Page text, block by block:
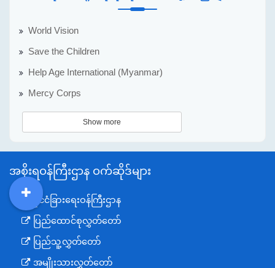
World Vision
Save the Children
Help Age International (Myanmar)
Mercy Corps
Show more
အစိုးရဝန်ကြီးဌာန ဝက်ဆိုဒ်များ
နိုင်ငံခြားရေးဝန်ကြီးဌာန
ပြည်ထောင်စုလွှတ်တော်
ပြည်သူ့လွှတ်တော်
အမျိုးသားလွှတ်တော်